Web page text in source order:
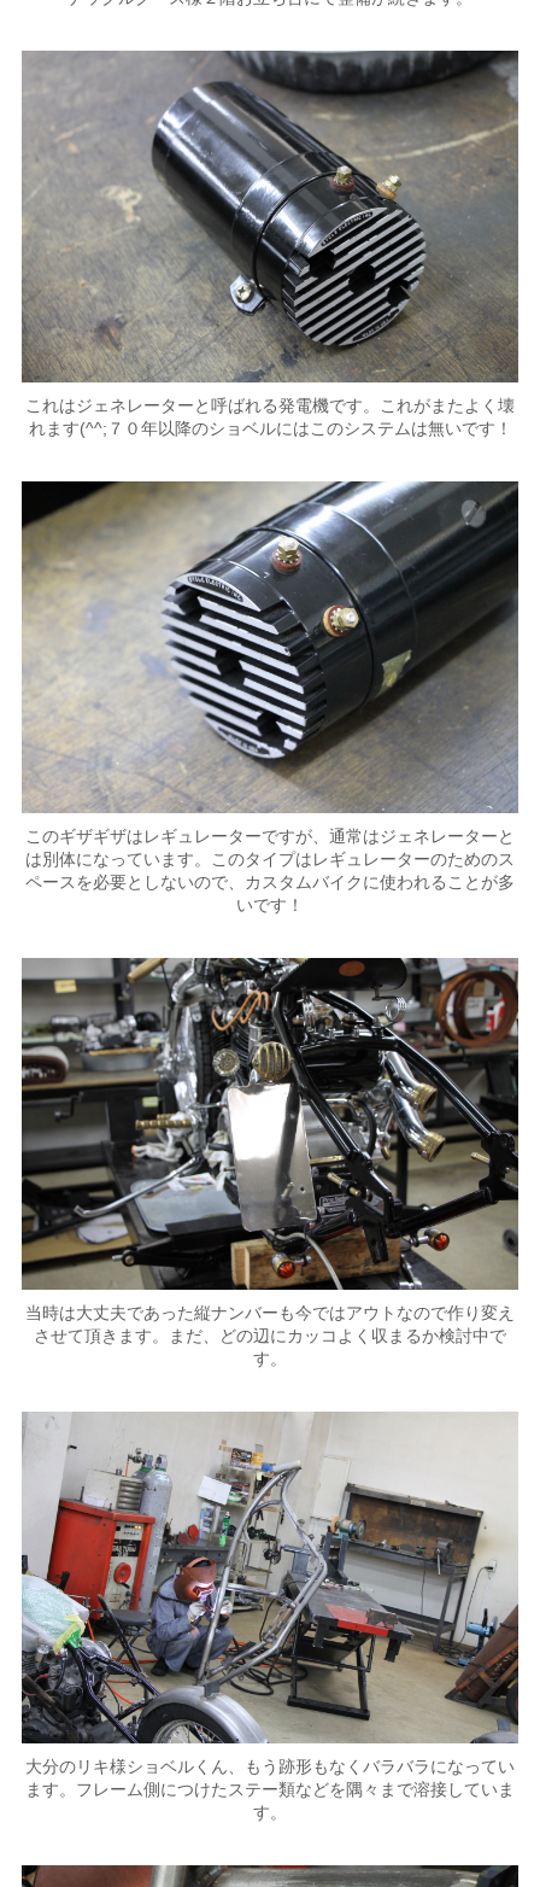
これはジェネレーターと呼ばれる発電機です。これがまたよく壊
れます(^^;７０年以降のショベルにはこのシステムは無いです！
このギザギザはレギュレーターですが、通常はジェネレーターと
は別体になっています。このタイプはレギュレーターのためのス
ペースを必要としないので、カスタムバイクに使われることが多
いです！
当時は大丈夫であった縦ナンバーも今ではアウトなので作り変え
させて頂きます。まだ、どの辺にカッコよく収まるか検討中で
す。
大分のリキ様ショベルくん、もう跡形もなくバラバラになってい
ます。フレーム側につけたステー類などを隅々まで溶接していま
す。